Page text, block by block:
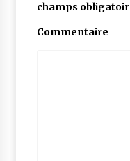
champs
Commentaire